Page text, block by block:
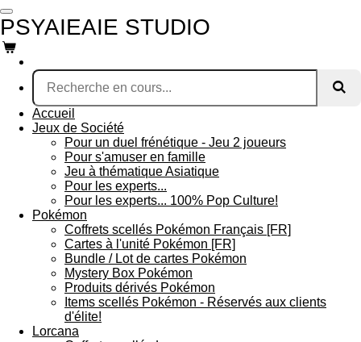
Passer
au
contenu
principal
PSYAIEAIE STUDIO
Accueil
Jeux de Société
Pour un duel frénétique - Jeu 2 joueurs
Pour s'amuser en famille
Jeu à thématique Asiatique
Pour les experts...
Pour les experts... 100% Pop Culture!
Pokémon
Coffrets scellés Pokémon Français [FR]
Cartes à l'unité Pokémon [FR]
Bundle / Lot de cartes Pokémon
Mystery Box Pokémon
Produits dérivés Pokémon
Items scellés Pokémon - Réservés aux clients
d'élite!
Lorcana